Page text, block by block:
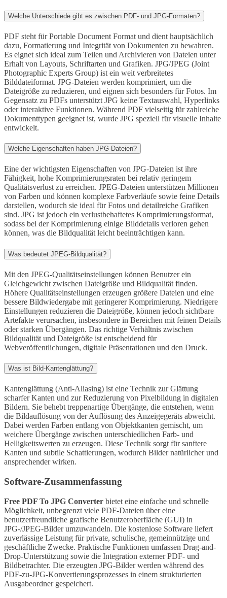
Welche Unterschiede gibt es zwischen PDF- und JPG-Formaten?
PDF steht für Portable Document Format und dient hauptsächlich
dazu, Formatierung und Integrität von Dokumenten zu bewahren.
Es eignet sich ideal zum Teilen und Archivieren von Dateien unter
Erhalt von Layouts, Schriftarten und Grafiken. JPG/JPEG (Joint
Photographic Experts Group) ist ein weit verbreitetes
Bilddateiformat. JPG-Dateien werden komprimiert, um die
Dateigröße zu reduzieren, und eignen sich besonders für Fotos. Im
Gegensatz zu PDFs unterstützt JPG keine Textauswahl, Hyperlinks
oder interaktive Funktionen. Während PDF vielseitig für zahlreiche
Dokumenttypen geeignet ist, wurde JPG speziell für visuelle Inhalte
entwickelt.
Welche Eigenschaften haben JPG-Dateien?
Eine der wichtigsten Eigenschaften von JPG-Dateien ist ihre
Fähigkeit, hohe Komprimierungsraten bei relativ geringem
Qualitätsverlust zu erreichen. JPEG-Dateien unterstützen Millionen
von Farben und können komplexe Farbverläufe sowie feine Details
darstellen, wodurch sie ideal für Fotos und detailreiche Grafiken
sind. JPG ist jedoch ein verlustbehaftetes Komprimierungsformat,
sodass bei der Komprimierung einige Bilddetails verloren gehen
können, was die Bildqualität leicht beeinträchtigen kann.
Was bedeutet JPEG-Bildqualität?
Mit den JPEG-Qualitätseinstellungen können Benutzer ein
Gleichgewicht zwischen Dateigröße und Bildqualität finden.
Höhere Qualitätseinstellungen erzeugen größere Dateien und eine
bessere Bildwiedergabe mit geringerer Komprimierung. Niedrigere
Einstellungen reduzieren die Dateigröße, können jedoch sichtbare
Artefakte verursachen, insbesondere in Bereichen mit feinen Details
oder starken Übergängen. Das richtige Verhältnis zwischen
Bildqualität und Dateigröße ist entscheidend für
Webveröffentlichungen, digitale Präsentationen und den Druck.
Was ist Bild-Kantenglättung?
Kantenglättung (Anti-Aliasing) ist eine Technik zur Glättung
scharfer Kanten und zur Reduzierung von Pixelbildung in digitalen
Bildern. Sie behebt treppenartige Übergänge, die entstehen, wenn
die Bildauflösung von der Auflösung des Anzeigegeräts abweicht.
Dabei werden Farben entlang von Objektkanten gemischt, um
weichere Übergänge zwischen unterschiedlichen Farb- und
Helligkeitswerten zu erzeugen. Diese Technik sorgt für sanftere
Kanten und subtile Schattierungen, wodurch Bilder natürlicher und
ansprechender wirken.
Software-Zusammenfassung
Free PDF To JPG Converter bietet eine einfache und schnelle
Möglichkeit, unbegrenzt viele PDF-Dateien über eine
benutzerfreundliche grafische Benutzeroberfläche (GUI) in
JPG-/JPEG-Bilder umzuwandeln. Die kostenlose Software liefert
zuverlässige Leistung für private, schulische, gemeinnützige und
geschäftliche Zwecke. Praktische Funktionen umfassen Drag-and-
Drop-Unterstützung sowie die Integration externer PDF- und
Bildbetrachter. Die erzeugten JPG-Bilder werden während des
PDF-zu-JPG-Konvertierungsprozesses in einem strukturierten
Ausgabeordner gespeichert.